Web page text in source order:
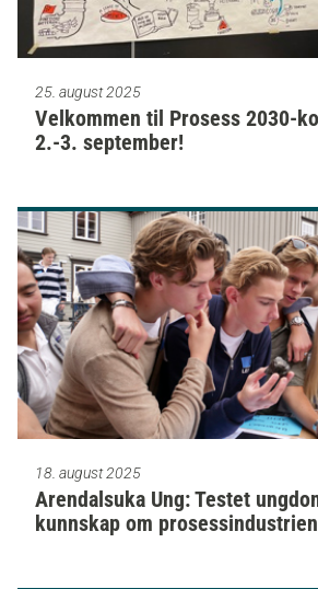
25. august 2025
Velkommen til Prosess 2030-
2.-3. september!
18. august 2025
Arendalsuka Ung: Testet
kunnskap om prosessindustrien